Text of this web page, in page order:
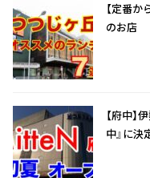
【定番
のお店
【府中】
中』に決